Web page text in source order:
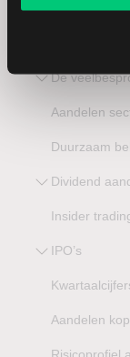
Aandelen
De
Aandelen
Duurzaam
Dividend
Insider
IPO’s
Aandelen